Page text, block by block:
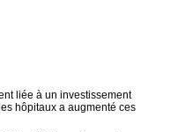
liée à un investissement
hôpitaux a augmenté ces